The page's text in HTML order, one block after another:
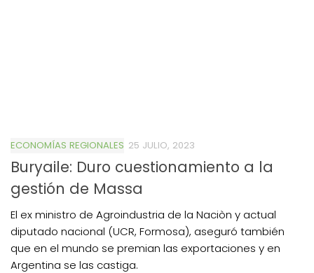
ECONOMÍAS REGIONALES 25 JULIO, 2023
Buryaile: Duro cuestionamiento a la
gestión de Massa
El ex ministro de Agroindustria de la Naciòn y actual
diputado nacional (UCR, Formosa), aseguró también
que en el mundo se premian las exportaciones y en
Argentina se las castiga.